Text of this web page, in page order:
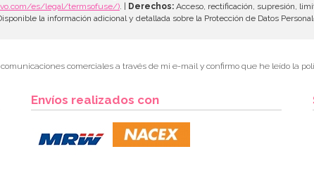
es/legal/termsofuse/) . | Derechos: Acceso, rectificación, supresión,
la información adicional y detallada sobre la Protección de Datos
comerciales a través de mi e-mail y confirmo que he leído la
Envíos realizados con